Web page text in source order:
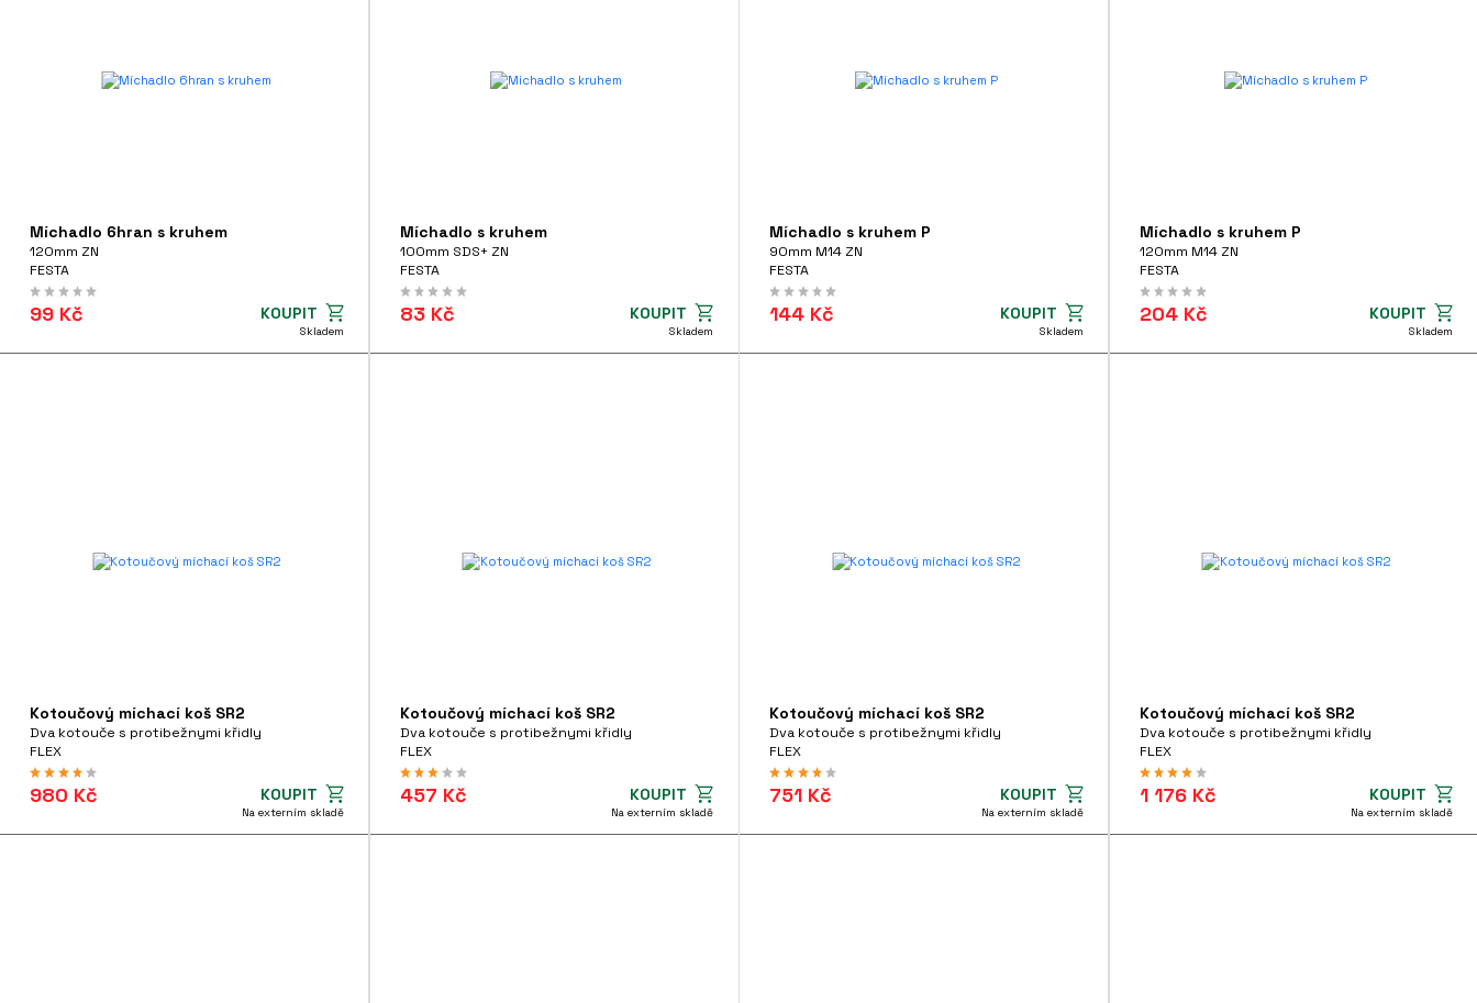
Sledujte nás
Ostatní nástroje
DÉLKA
400mm
SDS+(7)
6HR
Ostatní
Matice M14(34)
Míchadlo 6hran s kruhem
120mm ZN
FESTA
99 Kč KOUPIT
Skladem
Míchadlo s kruhem
100mm SDS+ ZN
FESTA
83 Kč KOUPIT
Skladem
Míchadlo s kruhem P
90mm M14 ZN
FESTA
144 Kč KOUPIT
Skladem
Míchadlo s kruhem P
120mm M14 ZN
FESTA
204 Kč KOUPIT
Skladem
Kotoučový míchací koš SR2
Dva kotouče s protibežnymi křidly
FLEX
980 Kč KOUPIT
Na externím skladě
Kotoučový míchací koš SR2
Dva kotouče s protibežnymi křidly
FLEX
457 Kč KOUPIT
Na externím skladě
Kotoučový míchací koš SR2
Dva kotouče s protibežnymi křidly
FLEX
751 Kč KOUPIT
Na externím skladě
Kotoučový míchací koš SR2
Dva kotouče s protibežnymi křidly
FLEX
1 176 Kč KOUPIT
Na externím skladě